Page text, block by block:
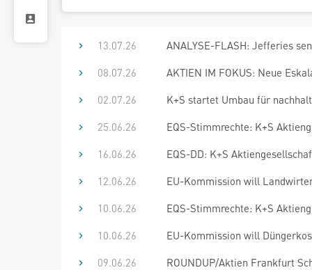
13.07.26
ANALYSE-FLASH: Jefferies
08.07.26
AKTIEN IM FOKUS: Neue
02.07.26
K+S startet Umbau für
25.06.26
EQS-Stimmrechte: K+S
16.06.26
EQS-DD: K+S
12.06.26
EU-Kommission will
10.06.26
EQS-Stimmrechte: K+S
10.06.26
EU-Kommission will
09.06.26
ROUNDUP/Aktien Frankfurt